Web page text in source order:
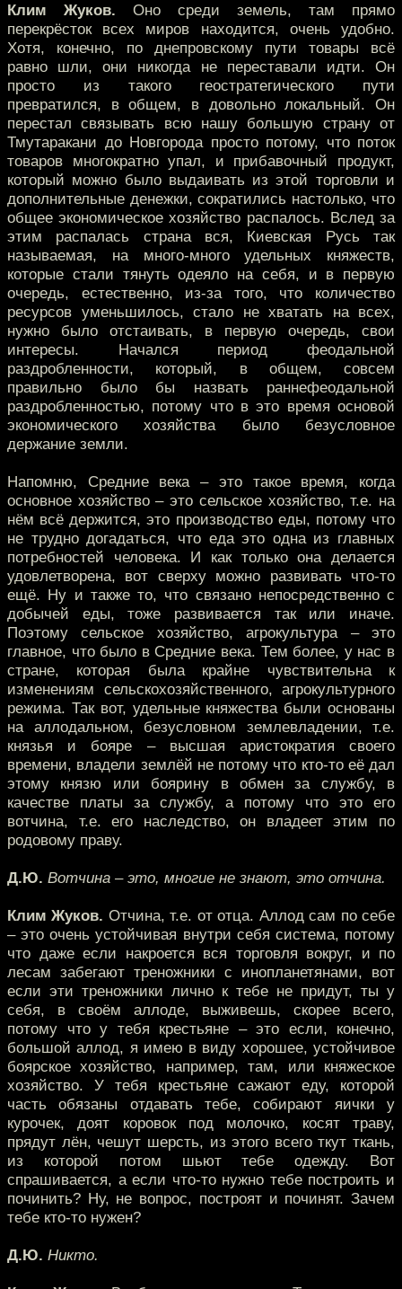
Клим Жуков. Оно среди земель, там прямо
перекрёсток всех миров находится, очень удобно.
Хотя, конечно, по днепровскому пути товары всё
равно шли, они никогда не переставали идти. Он
просто из такого геостратегического пути
превратился, в общем, в довольно локальный. Он
перестал связывать всю нашу большую страну от
Тмутаракани до Новгорода просто потому, что поток
товаров многократно упал, и прибавочный продукт,
который можно было выдаивать из этой торговли и
дополнительные денежки, сократились настолько, что
общее экономическое хозяйство распалось. Вслед за
этим распалась страна вся, Киевская Русь так
называемая, на много-много удельных княжеств,
которые стали тянуть одеяло на себя, и в первую
очередь, естественно, из-за того, что количество
ресурсов уменьшилось, стало не хватать на всех,
нужно было отстаивать, в первую очередь, свои
интересы. Начался период феодальной
раздробленности, который, в общем, совсем
правильно было бы назвать раннефеодальной
раздробленностью, потому что в это время основой
экономического хозяйства было безусловное
держание земли.
Напомню, Средние века – это такое время, когда
основное хозяйство – это сельское хозяйство, т.е. на
нём всё держится, это производство еды, потому что
не трудно догадаться, что еда это одна из главных
потребностей человека. И как только она делается
удовлетворена, вот сверху можно развивать что-то
ещё. Ну и также то, что связано непосредственно с
добычей еды, тоже развивается так или иначе.
Поэтому сельское хозяйство, агрокультура – это
главное, что было в Средние века. Тем более, у нас в
стране, которая была крайне чувствительна к
изменениям сельскохозяйственного, агрокультурного
режима. Так вот, удельные княжества были основаны
на аллодальном, безусловном землевладении, т.е.
князья и бояре – высшая аристократия своего
времени, владели землёй не потому что кто-то её дал
этому князю или боярину в обмен за службу, в
качестве платы за службу, а потому что это его
вотчина, т.е. его наследство, он владеет этим по
родовому праву.
Д.Ю. Вотчина – это, многие не знают, это отчина.
Клим Жуков. Отчина, т.е. от отца. Аллод сам по себе
– это очень устойчивая внутри себя система, потому
что даже если накроется вся торговля вокруг, и по
лесам забегают треножники с инопланетянами, вот
если эти треножники лично к тебе не придут, ты у
себя, в своём аллоде, выживешь, скорее всего,
потому что у тебя крестьяне – это если, конечно,
большой аллод, я имею в виду хорошее, устойчивое
боярское хозяйство, например, там, или княжеское
хозяйство. У тебя крестьяне сажают еду, которой
часть обязаны отдавать тебе, собирают яички у
курочек, доят коровок под молочко, косят траву,
прядут лён, чешут шерсть, из этого всего ткут ткань,
из которой потом шьют тебе одежду. Вот
спрашивается, а если что-то нужно тебе построить и
починить? Ну, не вопрос, построят и починят. Зачем
тебе кто-то нужен?
Д.Ю. Никто.